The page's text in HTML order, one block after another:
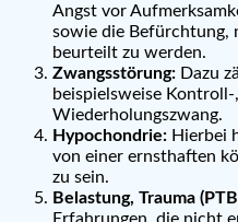
Angst vor
sowie die Befürchtung,
beurteilt zu werden.
Zwangsstörung: Dazu
beispielsweise
Wiederholungszwang.
Hypochondrie: Hierbei
von einer ernsthaften
zu sein.
Belastung, Trauma
Erfahrungen, die nicht